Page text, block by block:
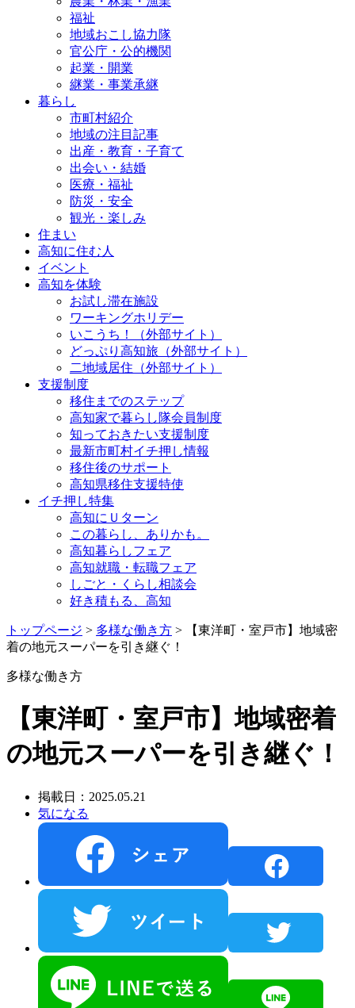
福祉
地域おこし協力隊
官公庁・公的機関
起業・開業
継業・事業承継
暮らし
市町村紹介
地域の注目記事
出産・教育・子育て
出会い・結婚
医療・福祉
防災・安全
観光・楽しみ
住まい
高知に住む人
イベント
高知を体験
お試し滞在施設
ワーキングホリデー
いこうち！（外部サイト）
どっぷり高知旅（外部サイト）
二地域居住（外部サイト）
支援制度
移住までのステップ
高知家で暮らし隊会員制度
知っておきたい支援制度
最新市町村イチ押し情報
移住後のサポート
高知県移住支援特使
イチ押し特集
高知にＵターン
この暮らし、ありかも。
高知暮らしフェア
高知就職・転職フェア
しごと・くらし相談会
好き積もる、高知
トップページ > 多様な働き方 > 【東洋町・室戸市】地域密
着の地元スーパーを引き継ぐ！
多様な働き方
【東洋町・室戸市】地域密着
の地元スーパーを引き継ぐ！
掲載日：2025.05.21
気になる